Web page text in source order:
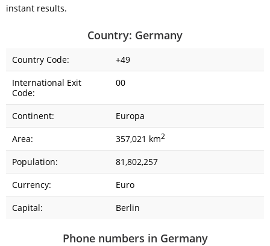
instant results.
Country: Germany
Country Code:
+49
International Exit
Code:
00
Continent:
Europa
Area:
357,021 km2
Population:
81,802,257
Currency:
Euro
Capital:
Berlin
Phone numbers in Germany